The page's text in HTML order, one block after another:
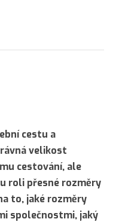
cestu a
velikost
cestování, ale
roli přesné rozměry
to, jaké rozměry
společnostmi, jaký